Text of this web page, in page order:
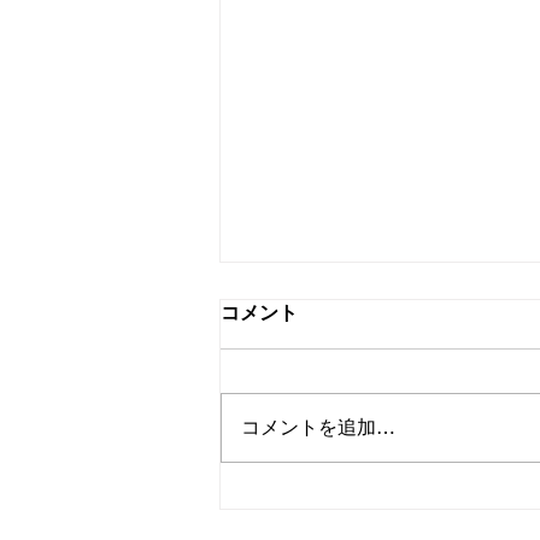
コメント
コメントを追加…